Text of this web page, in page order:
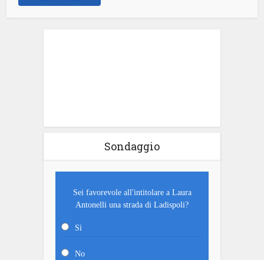
Sondaggio
Sei favorevole all'intitolare a Laura
Antonelli una strada di Ladispoli?
Sì
No